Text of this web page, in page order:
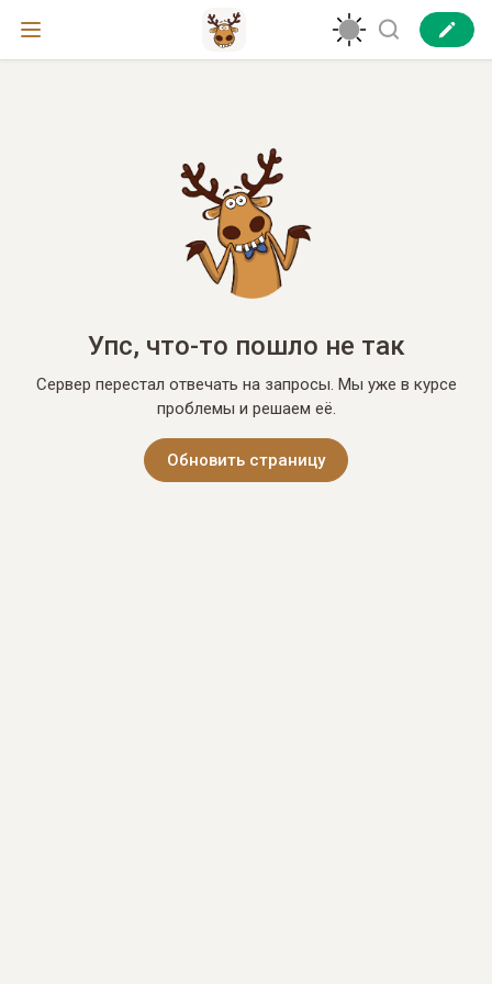
Упс, что-то пошло не так
Сервер перестал отвечать на запросы. Мы уже в курсе
проблемы и решаем её.
Обновить страницу